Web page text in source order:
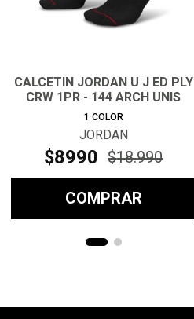
CALCETIN JORDAN U J ED PLY
CRW 1PR - 144 ARCH UNIS
1 COLOR
JORDAN
$8990 $18.990
COMPRAR